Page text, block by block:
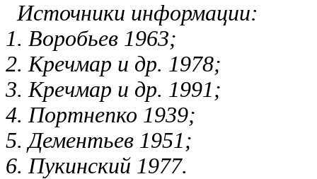
Источники информации:
1. Воробьев 1963;
2. Кречмар и др. 1978;
3. Кречмар и др. 1991;
4. Портнепко 1939;
5. Дементьев 1951;
6. Пукинский 1977.